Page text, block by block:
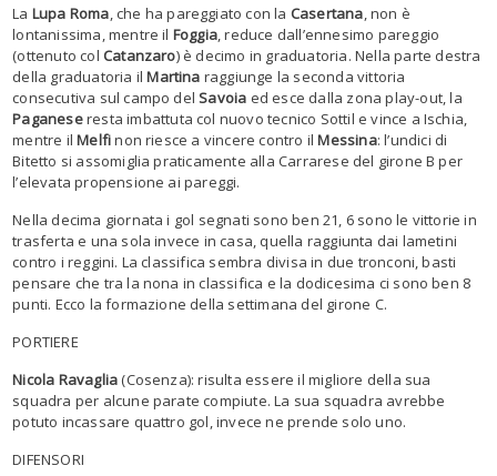
La Lupa Roma, che ha pareggiato con la Casertana, non è
lontanissima, mentre il Foggia, reduce dall’ennesimo pareggio
(ottenuto col Catanzaro) è decimo in graduatoria. Nella parte destra
della graduatoria ilMartina raggiunge la seconda vittoria
consecutiva sul campo delSavoia ed esce dalla zona play-out, la
Paganeseresta imbattuta col nuovo tecnico Sottil e vince a Ischia,
mentre ilMelfinon riesce a vincere contro ilMessina: l’undici di
Bitetto si assomiglia praticamente alla Carrarese del girone B per
l’elevata propensione ai pareggi.
Nella decima giornata i gol segnati sono ben 21, 6 sono le vittorie in
trasferta e una sola invece in casa, quella raggiunta dai lametini
contro i reggini. La classifica sembra divisa in due tronconi, basti
pensare che tra la nona in classifica e la dodicesima ci sono ben 8
punti. Ecco la formazione della settimana del girone C.
PORTIERE
Nicola Ravaglia (Cosenza): risulta essere il migliore della sua
squadra per alcune parate compiute. La sua squadra avrebbe
potuto incassare quattro gol, invece ne prende solo uno.
DIFENSORI